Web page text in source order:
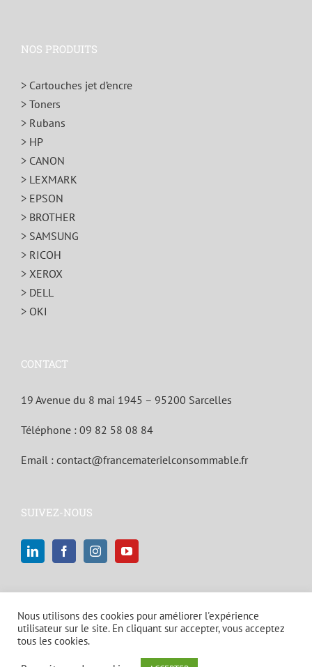
NOS PRODUITS
> Cartouches jet d’encre
> Toners
> Rubans
> HP
> CANON
> LEXMARK
> EPSON
> BROTHER
> SAMSUNG
> RICOH
> XEROX
> DELL
> OKI
CONTACT
19 Avenue du 8 mai 1945 – 95200 Sarcelles
Téléphone : 09 82 58 08 84
Email : contact@francematerielconsommable.fr
SUIVEZ-NOUS
Nous utilisons des cookies pour améliorer l'expérience
utilisateur sur le site. En cliquant sur accepter, vous acceptez
tous les cookies.